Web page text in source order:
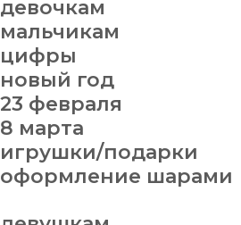
девочкам
мальчикам
цифры
новый год
23 февраля
8 марта
игрушки/подарки
оформление шарами